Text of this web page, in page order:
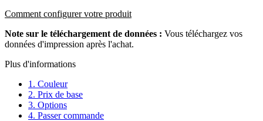
Comment configurer votre produit
Note sur le téléchargement de données : Vous téléchargez vos
données d'impression après l'achat.
Plus d'informations
1. Couleur
2. Prix de base
3. Options
4. Passer commande